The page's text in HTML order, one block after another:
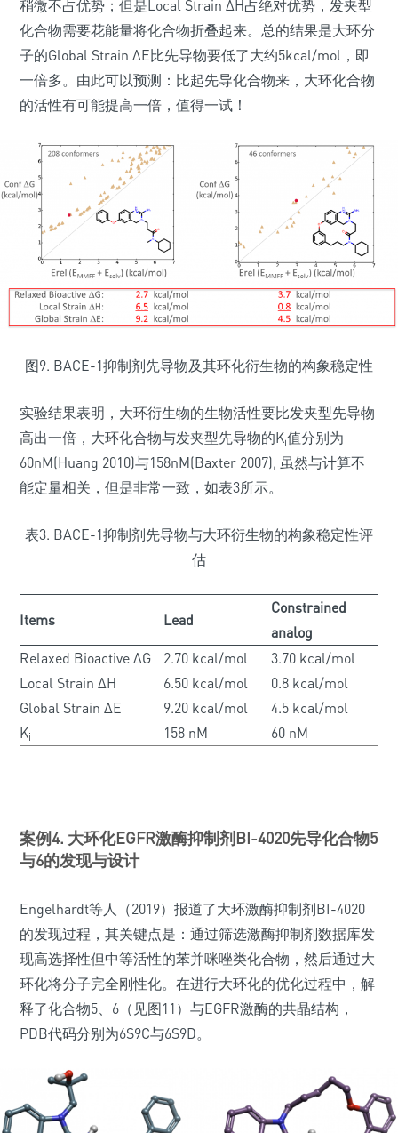
稍微不占优势；但是Local Strain ΔH占绝对优势，发夹型
化合物需要花能量将化合物折叠起来。总的结果是大环分
子的Global Strain ΔE比先导物要低了大约5kcal/mol，即
一倍多。由此可以预测：比起先导化合物来，大环化合物
的活性有可能提高一倍，值得一试！
图9. BACE-1抑制剂先导物及其环化衍生物的构象稳定性
实验结果表明，大环衍生物的生物活性要比发夹型先导物
高出一倍，大环化合物与发夹型先导物的Ki值分别为
60nM(Huang 2010)与158nM(Baxter 2007), 虽然与计算不
能定量相关，但是非常一致，如表3所示。
表3. BACE-1抑制剂先导物与大环衍生物的构象稳定性评
估
Items Lead
Constrained
analog
Relaxed Bioactive ΔG
2.70 kcal/mol
3.70 kcal/mol
Local Strain ΔH
6.50 kcal/mol
0.8 kcal/mol
Global Strain ΔE
9.20 kcal/mol
4.5 kcal/mol
Ki 158 nM 60 nM
案例4. 大环化EGFR激酶抑制剂BI-4020先导化合物5
与6的发现与设计
Engelhardt等人（2019）报道了大环激酶抑制剂BI-4020
的发现过程，其关键点是：通过筛选激酶抑制剂数据库发
现高选择性但中等活性的苯并咪唑类化合物，然后通过大
环化将分子完全刚性化。在进行大环化的优化过程中，解
释了化合物5、6（见图11）与EGFR激酶的共晶结构，
PDB代码分别为6S9C与6S9D。